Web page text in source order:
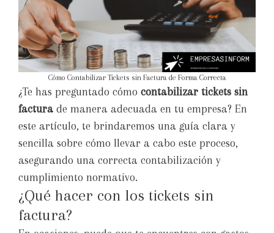
Cómo Contabilizar Tickets sin Factura de Forma Correcta
¿Te has preguntado cómo contabilizar tickets sin
factura de manera adecuada en tu empresa? En
este artículo, te brindaremos una guía clara y
sencilla sobre cómo llevar a cabo este proceso,
asegurando una correcta contabilización y
cumplimiento normativo.
¿Qué hacer con los tickets sin
factura?